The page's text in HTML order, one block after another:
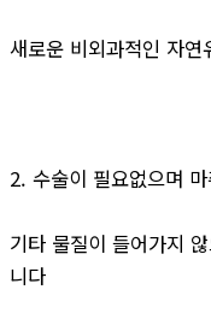
새로운 비외과적인 자연
2. 수술이 필요없으며
기타 물질이 들어가지
니다